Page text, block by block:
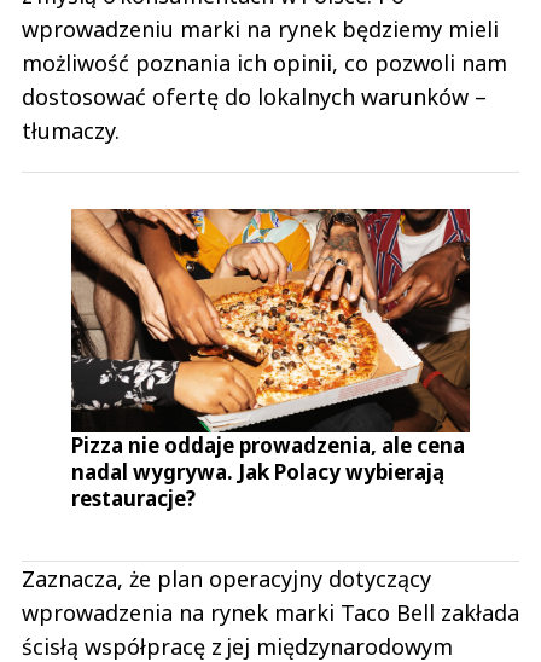
wprowadzeniu marki na rynek będziemy mieli
możliwość poznania ich opinii, co pozwoli nam
dostosować ofertę do lokalnych warunków –
tłumaczy.
Pizza nie oddaje prowadzenia, ale cena
nadal wygrywa. Jak Polacy wybierają
restauracje?
Zaznacza, że plan operacyjny dotyczący
wprowadzenia na rynek marki Taco Bell zakłada
ścisłą współpracę z jej międzynarodowym